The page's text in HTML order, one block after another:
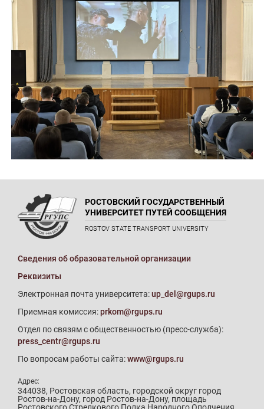
РОСТОВСКИЙ ГОСУДАРСТВЕННЫЙ
УНИВЕРСИТЕТ ПУТЕЙ СООБЩЕНИЯ
ROSTOV STATE TRANSPORT UNIVERSITY
Сведения об образовательной организации
Реквизиты
Электронная почта университета:up_del@rgups.ru
Приемная комиссия:prkom@rgups.ru
Отдел по связям с общественностью (пресс-служба):
press_centr@rgups.ru
По вопросам работы сайта:www@rgups.ru
Адрес:
344038, Ростовская область, городской округ город
Ростов-на-Дону, город Ростов-на-Дону, площадь
Ростовского Стрелкового Полка Народного Ополчения,